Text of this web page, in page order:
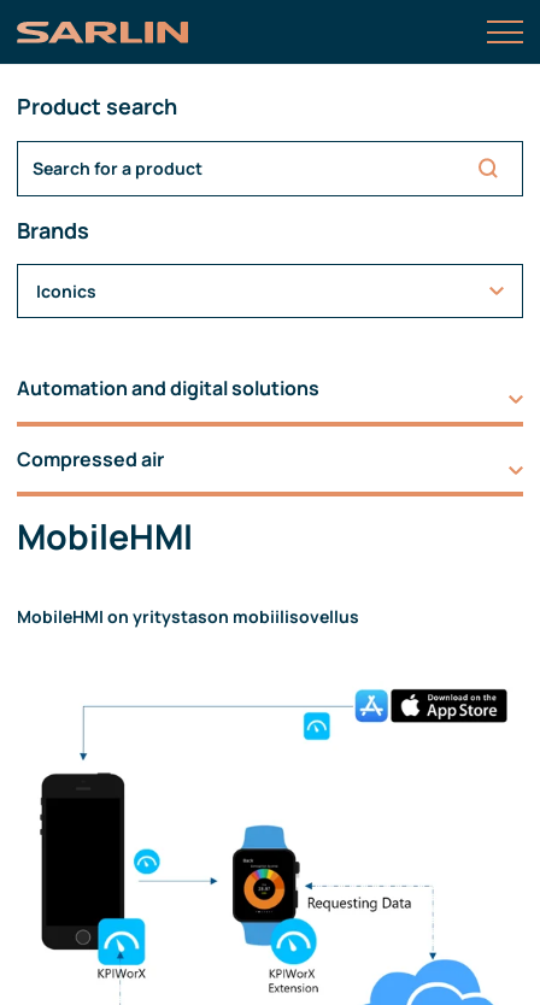
Product search
Brands
Iconics
Automation and digital solutions
Compressed air
MobileHMI
MobileHMI on yritystason mobiilisovellus